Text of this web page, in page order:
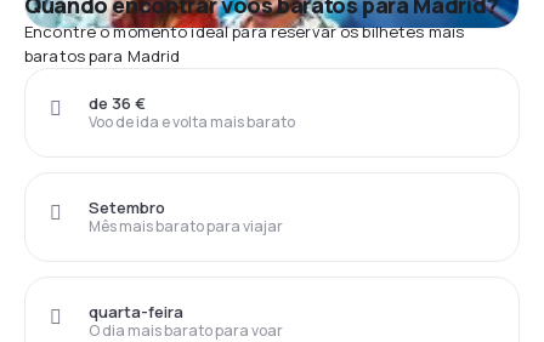
Encontre o momento ideal para reservar os bilhetes mais
baratos para Madrid
Voo de ida e volta mais barato
de 36 €
Mês mais barato para viajar
Setembro
O dia mais barato para voar
quarta-feira